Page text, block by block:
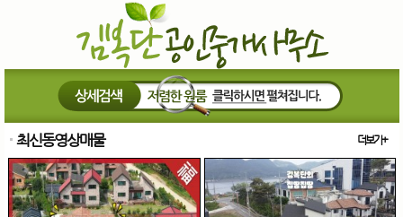
최신동영상매물 더보기+